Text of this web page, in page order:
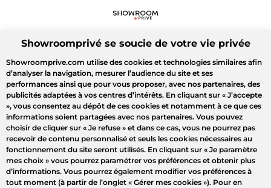
Showroomprivé se soucie de votre vie privée
Showroomprive.com utilise des cookies et technologies similaires afin
d’analyser la navigation, mesurer l’audience du site et ses
performances ainsi que pour vous proposer, avec nos partenaires, des
publicités adaptées à vos centres d’intérêts. En cliquant sur « J’accepte
», vous consentez au dépôt de ces cookies et notamment à ce que ces
informations soient partagées avec nos partenaires. Vous pouvez
choisir de cliquer sur « Je refuse » et dans ce cas, vous ne pourrez pas
recevoir de contenu personnalisé et seuls les cookies nécessaires au
fonctionnement du site seront utilisés. En cliquant sur « Je paramètre
mes choix » vous pourrez paramétrer vos préférences et obtenir plus
d’informations. Vous pourrez également modifier vos préférences à
tout moment (à partir de l’onglet « Gérer mes cookies »). Pour en